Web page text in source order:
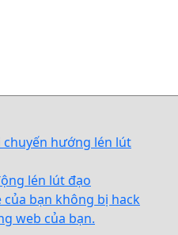
chuyến hướng lén lút
lén lút đạo
của bạn không bị hack
web của bạn.